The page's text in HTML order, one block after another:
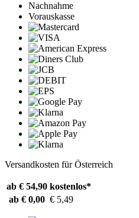
Nachnahme
Vorauskasse
Versandkosten für Österreich
ab € 54,90 kostenlos*
ab € 0,00 € 5,49